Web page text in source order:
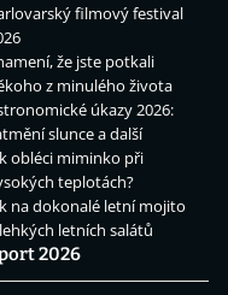
filmový festival
že jste potkali
z minulého života
úkazy 2026:
slunce a další
obléci miminko při
teplotách?
na dokonalé letní mojito
letních salátů
2026